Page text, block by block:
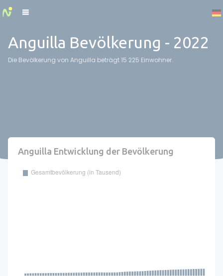
Anguilla Bevölkerung - 2022
Die Bevölkerung von Anguilla beträgt 15 225 Einwohner.
Anguilla Entwicklung der Bevölkerung